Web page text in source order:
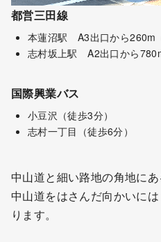
都営三田線
本蓮沼駅 A3出口から260m
志村坂上駅 A2出口から
国際興業バス
小豆沢（徒歩3分）
志村一丁目（徒歩6分）
中山道と細い路地の角地にあ
中山道をはさんだ向かいに
ります。